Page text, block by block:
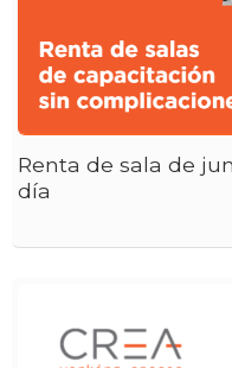
Renta de sala de
día